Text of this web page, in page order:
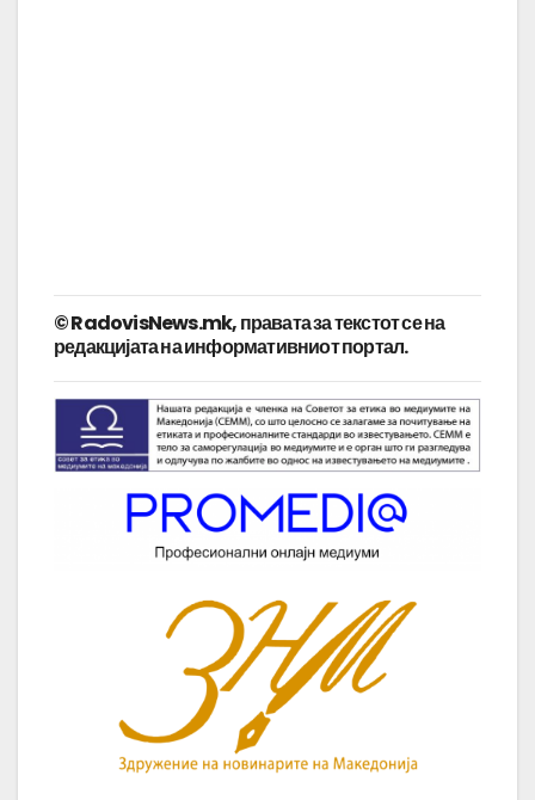
© RadovisNews.mk, правата за текстот се на
редакцијата на информативниот портал.